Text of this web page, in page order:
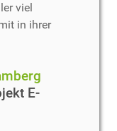
viel
in ihrer
E-